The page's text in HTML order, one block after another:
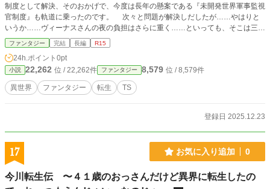
制度として解決、そのおかげで、今度は長年の懸案である『未開発世界軍事監視
官制度』も軌道に乗ったのです。 次々と問題が解決しだしたが……やはりと
いうか……ヴィーナスさんの夜の負担はさらに重く……といっても、そこは三千
世界でもとびぬけてスケベで百合百合のヴィーナスさん…… まあ、へこたれ
ずにお仕事に精を出しているようですね…… ラグナロク戦争後も、何かと世
界の為に頑張っているヴィーナスさんに仕える女の物語を集めた第一短編集
ファンタジー 完結 長編 R15
24h.ポイント 0pt
小説 22,262 位 / 22,262件 ファンタジー 8,579 位 / 8,579件
異世界 ファンタジー 転生 TS
登録日 2025.12.23
17 お気に入り追加 0
今川転生伝 〜４１歳のおっさんだけど異界に転生したの